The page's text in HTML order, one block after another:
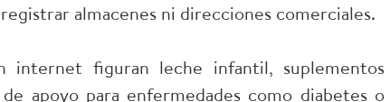
almacenes ni direcciones comerciales.
internet figuran leche infantil, suplementos
apoyo para enfermedades como diabetes o